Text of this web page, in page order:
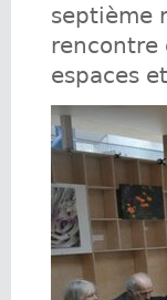
septième
rencontre
espaces